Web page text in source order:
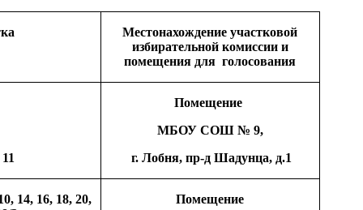
Местонахождение участковой
избирательной комиссии и
помещениядля голосования
Помещение
МБОУ СОШ № 9,
г. Лобня, пр-д Шадунца, д.1
14, 16, 18, 20,
Помещение